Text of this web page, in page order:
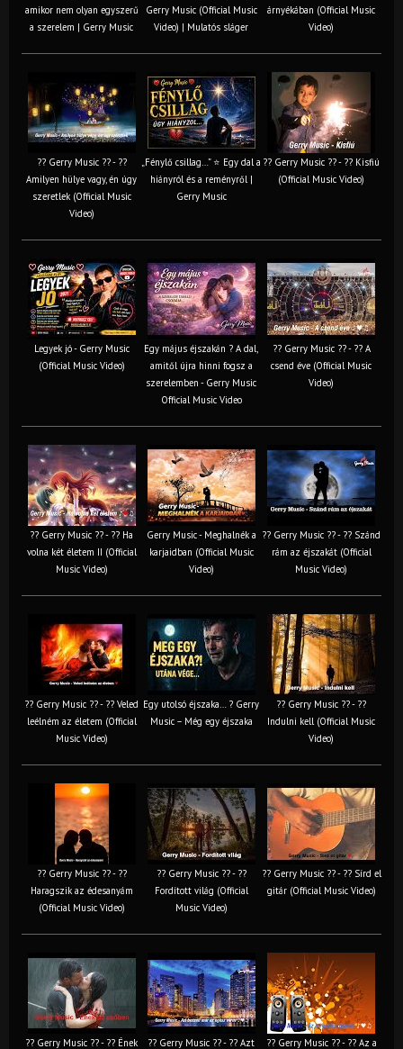
amikor nem olyan egyszerű
a szerelem | Gerry Music
Gerry Music (Official Music
Video) | Mulatós sláger
árnyékában (Official Music
Video)
?? Gerry Music ?? - ??
Amilyen hülye vagy, én úgy
szeretlek (Official Music
Video)
„Fénylő csillag…” ⭐ Egy dal a
hiányról és a reményről |
Gerry Music
?? Gerry Music ?? - ?? Kisfiú
(Official Music Video)
Legyek jó - Gerry Music
(Official Music Video)
Egy május éjszakán ? A dal,
amitől újra hinni fogsz a
szerelemben - Gerry Music
Official Music Video
?? Gerry Music ?? - ?? A
csend éve (Official Music
Video)
?? Gerry Music ?? - ?? Ha
volna két életem II (Official
Music Video)
Gerry Music - Meghalnék a
karjaidban (Official Music
Video)
?? Gerry Music ?? - ?? Szánd
rám az éjszakát (Official
Music Video)
?? Gerry Music ?? - ?? Veled
leélném az életem (Official
Music Video)
Egy utolsó éjszaka… ? Gerry
Music – Még egy éjszaka
?? Gerry Music ?? - ??
Indulni kell (Official Music
Video)
?? Gerry Music ?? - ??
Haragszik az édesanyám
(Official Music Video)
?? Gerry Music ?? - ??
Fordított világ (Official
Music Video)
?? Gerry Music ?? - ?? Sírd el
gitár (Official Music Video)
?? Gerry Music ?? - ?? Ének ?? Gerry Music ?? - ?? Azt ?? Gerry Music ?? - ?? Az a